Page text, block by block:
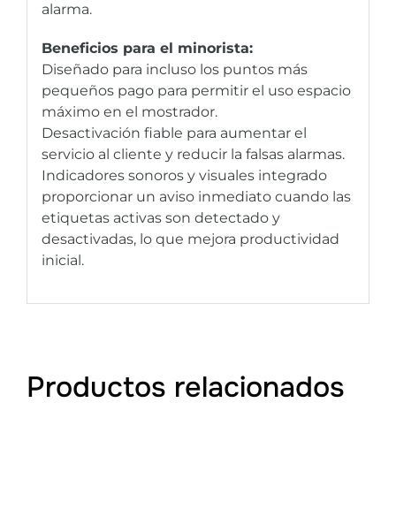
alarma.
Beneficios para el minorista:
Diseñado para incluso los puntos más
pequeños pago para permitir el uso espacio
máximo en el mostrador.
Desactivación fiable para aumentar el
servicio al cliente y reducir la falsas alarmas.
Indicadores sonoros y visuales integrado
proporcionar un aviso inmediato cuando las
etiquetas activas son detectado y
desactivadas, lo que mejora productividad
inicial.
Productos relacionados